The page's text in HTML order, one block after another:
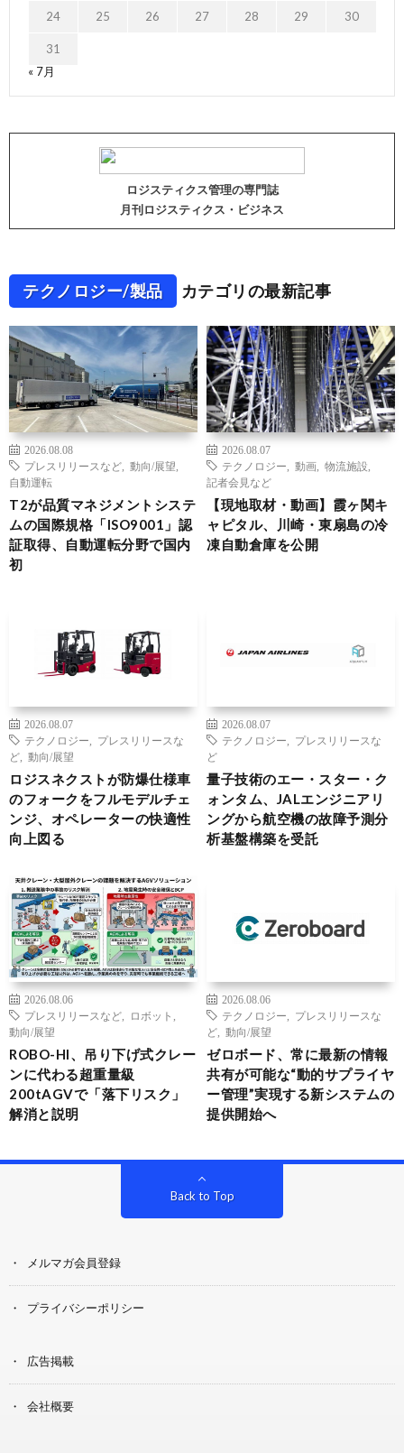
24 25 26 27 28 29 30
31
« 7月
ロジスティクス管理の専門誌
月刊ロジスティクス・ビジネス
テクノロジー/製品 カテゴリの最新記事
2026.08.08
プレスリリースなど
動向/展望
自動運転
T2が品質マネジメントシステ
ムの国際規格「ISO9001」認
証取得、自動運転分野で国内
初
2026.08.07
テクノロジー
動画 物流施設
記者会見など
【現地取材・動画】霞ヶ関キ
ャピタル、川崎・東扇島の冷
凍自動倉庫を公開
2026.08.07
テクノロジー
プレスリリースな
ど
動向/展望
ロジスネクストが防爆仕様車
のフォークをフルモデルチェ
ンジ、オペレーターの快適性
向上図る
2026.08.07
テクノロジー
プレスリリースな
ど
量子技術のエー・スター・ク
ォンタム、JALエンジニアリ
ングから航空機の故障予測分
析基盤構築を受託
2026.08.06
プレスリリースなど
ロボット
動向/展望
ROBO-HI、吊り下げ式クレー
ンに代わる超重量級
200tAGVで「落下リスク」
解消と説明
2026.08.06
テクノロジー
プレスリリースな
ど
動向/展望
ゼロボード、常に最新の情報
共有が可能な“動的サプライヤ
ー管理”実現する新システムの
提供開始へ
Back to Top
メルマガ会員登録
プライバシーポリシー
広告掲載
会社概要